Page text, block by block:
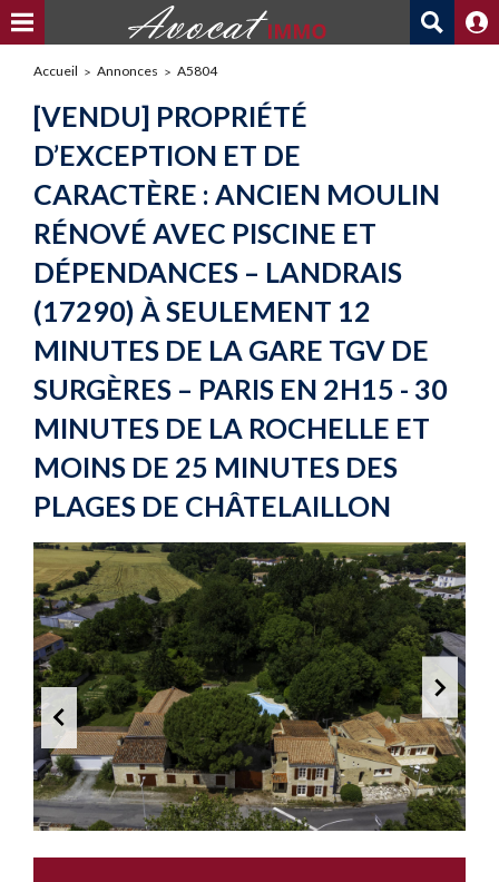
Accueil Annonces A5804
[VENDU] PROPRIÉTÉ
D’EXCEPTION ET DE
CARACTÈRE : ANCIEN MOULIN
RÉNOVÉ AVEC PISCINE ET
DÉPENDANCES – LANDRAIS
(17290) À SEULEMENT 12
MINUTES DE LA GARE TGV DE
SURGÈRES – PARIS EN 2H15 - 30
MINUTES DE LA ROCHELLE ET
MOINS DE 25 MINUTES DES
PLAGES DE CHÂTELAILLON